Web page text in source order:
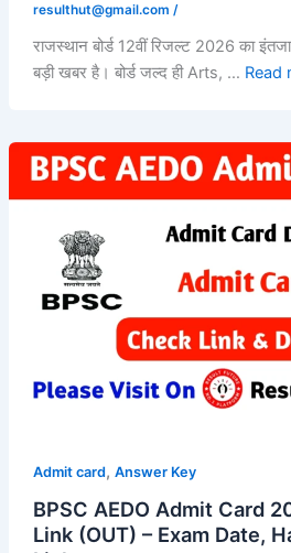
resulthut@gmail.com /
राजस्थान बोर्ड 12वीं रिजल्ट 2026 का
बड़ी खबर है। बोर्ड जल्द ही Arts, … Read
Admit card, Answer Key
BPSC AEDO Admit Card
Link (OUT) – Exam Date,